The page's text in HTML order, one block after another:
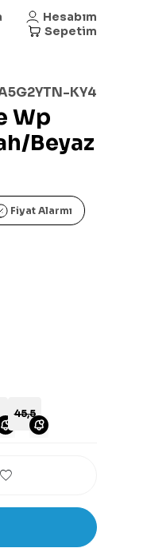
Hesabım
Sepetim
KY4
Wp
Beyaz
Fiyat Alarmı
45,5